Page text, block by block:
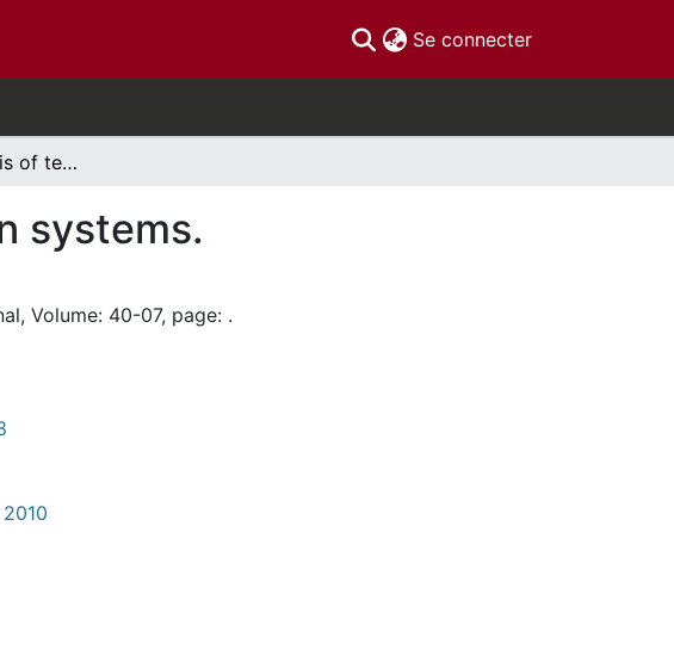
Se connecter(current)
High-level analysis of test results for open systems.
systems.
Volume: 40-07, page: .